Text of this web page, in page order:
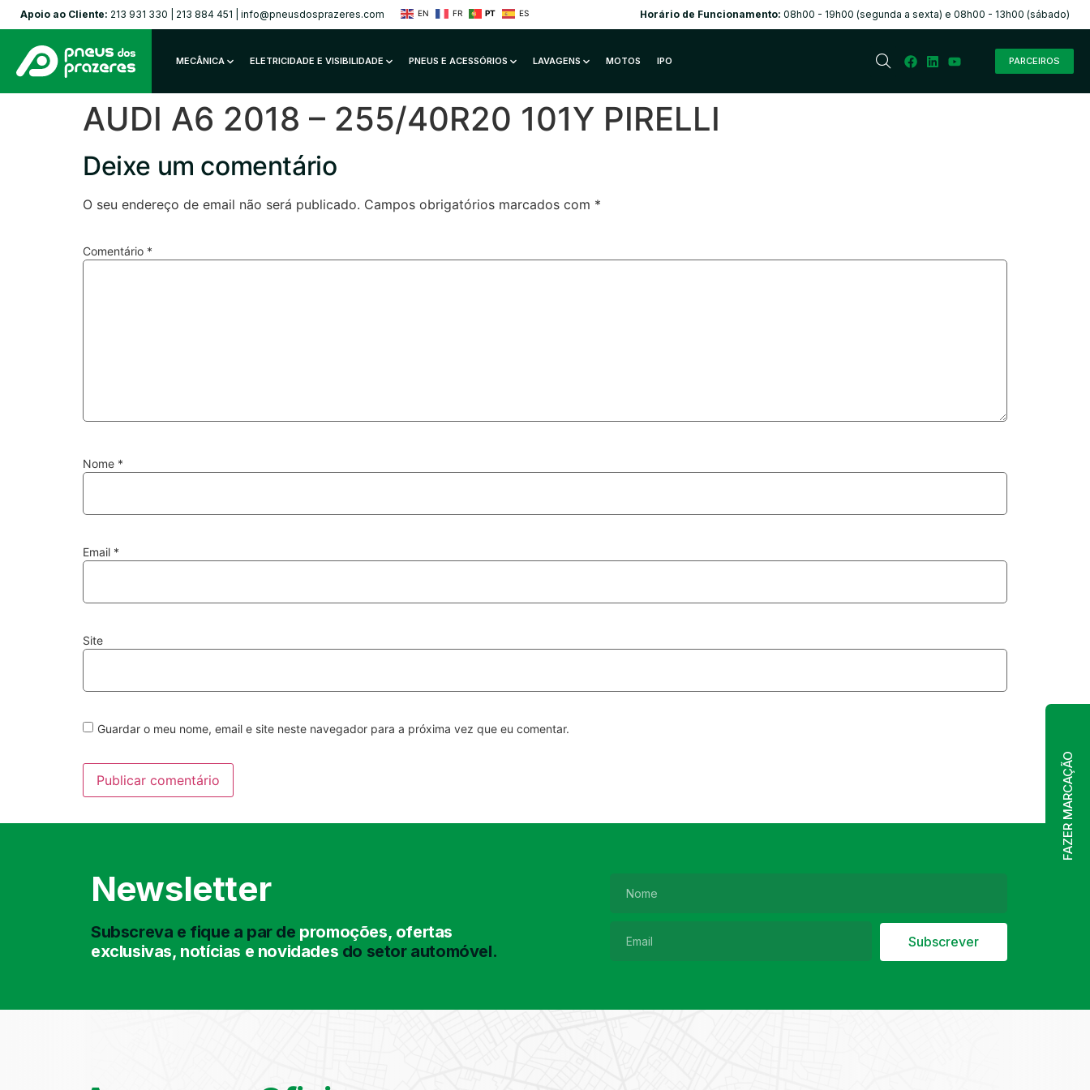
Apoio ao Cliente: 213 931 330 213 884 451 info@pneusdosprazeres.com EN FR PT ES Horário de Funcionamento: 08h00 - 19h00 (segunda a sexta) e 08h00 - 13h00 (sábado)
FAZER MARCAÇÃO
MECÂNICA ELETRICIDADE E VISIBILIDADE PNEUS E ACESSÓRIOS LAVAGENS MOTOS IPO PARCEIROS
AUDI A6 2018 – 255/40R20 101Y PIRELLI
Deixe um comentário
O seu endereço de email não será publicado. Campos obrigatórios marcados com *
Comentário *
Nome *
Email *
Site
Guardar o meu nome, email e site neste navegador para a próxima vez que eu comentar.
Newsletter
Subscreva e fique a par de promoções, ofertas
exclusivas, notícias e novidades do setor automóvel. Subscrever
Pesquisa de